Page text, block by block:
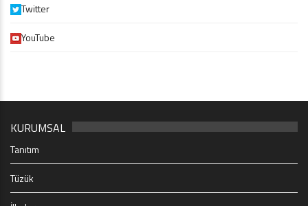
Twitter
YouTube
KURUMSAL
Tanıtım
Tüzük